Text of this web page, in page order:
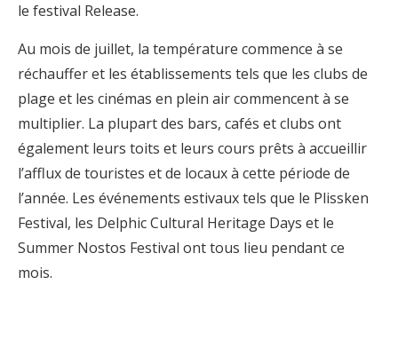
le festival Release.
Au mois de juillet, la température commence à se
réchauffer et les établissements tels que les clubs de
plage et les cinémas en plein air commencent à se
multiplier. La plupart des bars, cafés et clubs ont
également leurs toits et leurs cours prêts à accueillir
l’afflux de touristes et de locaux à cette période de
l’année. Les événements estivaux tels que le Plissken
Festival, les Delphic Cultural Heritage Days et le
Summer Nostos Festival ont tous lieu pendant ce
mois.